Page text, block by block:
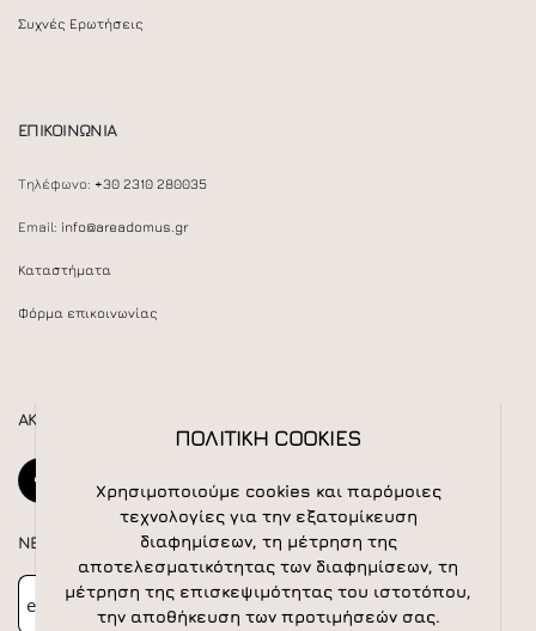
Συχνές Ερωτήσεις
ΕΠΙΚΟΙΝΩΝΙΑ
Τηλέφωνο: +30 2310 280035
Email: info@areadomus.gr
Καταστήματα
Φόρμα επικοινωνίας
ΑΚΟΛΟΥΘΕΙΣΤΕ ΜΑΣ
NEWSLETTER
Newsletter Subscribe
ΠΟΛΙΤΙΚΗ COOKIES
Χρησιμοποιούμε cookies και παρόμοιες
τεχνολογίες για την εξατομίκευση
διαφημίσεων, τη μέτρηση της
αποτελεσματικότητας των διαφημίσεων, τη
μέτρηση της επισκεψιμότητας του ιστοτόπου,
την αποθήκευση των προτιμήσεών σας.